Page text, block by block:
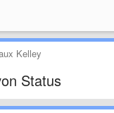
Kelley
Status